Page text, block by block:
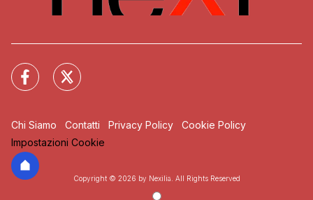
Chi Siamo Contatti Privacy Policy
Cookie Policy
Impostazioni Cookie
Copyright © 2026 by Nexilia. All Rights Reserved